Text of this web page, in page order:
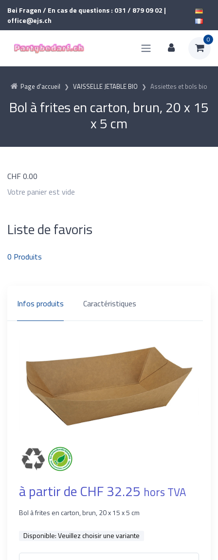
Bei Fragen / En cas de questions : 031 / 879 09 02 |
office@ejs.ch
0
Page d'accueil VAISSELLE JETABLE BIO Assiettes et bols bio
Bol à frites en carton, brun, 20 x 15
x 5 cm
CHF0.00
Votre panier est vide
Liste de favoris
0 Produits
Infos produits Caractéristiques
à partir de CHF 32.25 hors TVA
Bol à frites en carton, brun, 20 x 15 x 5 cm
Disponible:Veuillez choisir une variante